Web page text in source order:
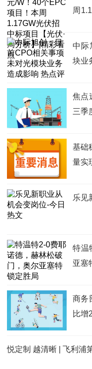
周
中际
块业
焦点
三季
基础
量实
乐见
特温
亚塞
商务
比增
悦定制 越清晰 | 飞利浦